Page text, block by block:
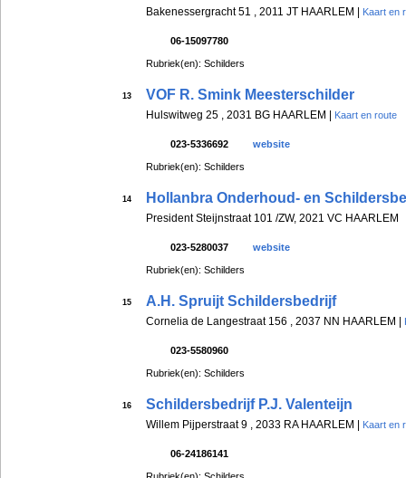
Bakenessergracht 51 , 2011 JT HAARLEM | Kaart en
06-15097780
Rubriek(en): Schilders
13 VOF R. Smink Meesterschilder
Hulswitweg 25 , 2031 BG HAARLEM | Kaart en route
023-5336692 website
Rubriek(en): Schilders
14 Hollanbra Onderhoud- en
President Steijnstraat 101 /ZW, 2021 VC HAARLEM
023-5280037 website
Rubriek(en): Schilders
15 A.H. Spruijt Schildersbedrijf
Cornelia de Langestraat 156 , 2037 NN HAARLEM |
023-5580960
Rubriek(en): Schilders
16 Schildersbedrijf P.J. Valenteijn
Willem Pijperstraat 9 , 2033 RA HAARLEM | Kaart en
06-24186141